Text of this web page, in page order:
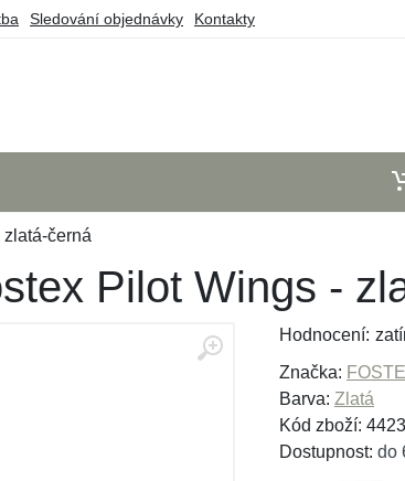
Sledování objednávky Kontakty
černá
Pilot Wings -
Hodnocení:
Značka:
Barva: Zlatá
Kód zboží:
Dostupnost: do